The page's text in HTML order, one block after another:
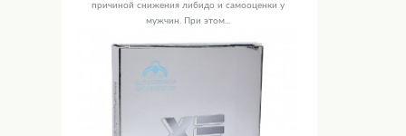
причиной снижения либидо и самооценки у
мужчин. При этом...